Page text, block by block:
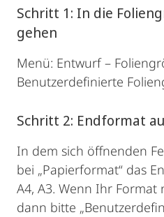
Schritt 1: In die
gehen
Menü: Entwurf –
Benutzerdefinierte
Schritt 2: Endformat
In dem sich öffnenden
bei „Papierformat“ das
A4, A3. Wenn Ihr
dann bitte